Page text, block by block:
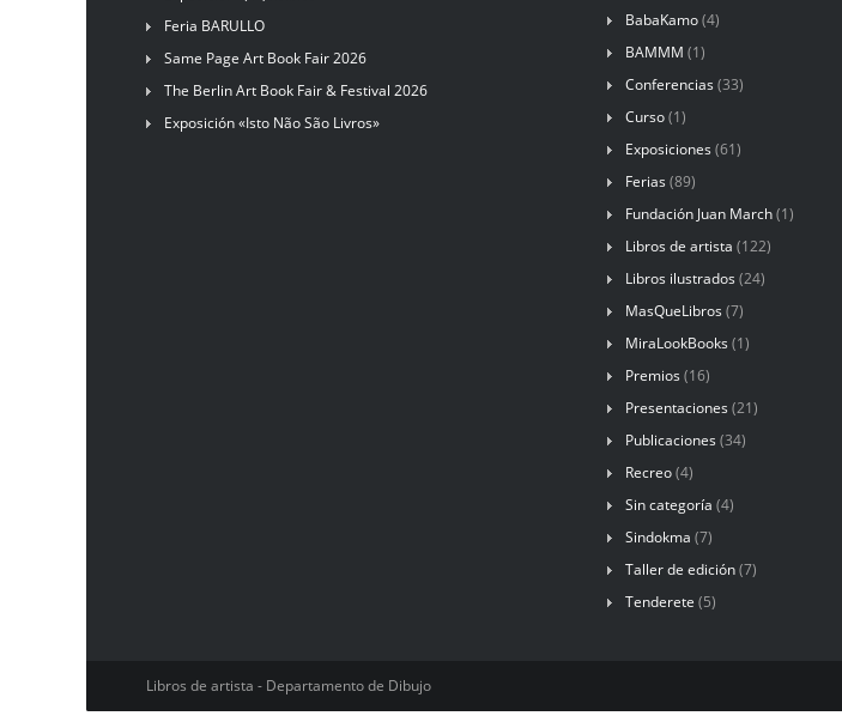
Feria BARULLO
Same Page Art Book Fair 2026
The Berlin Art Book Fair & Festival 2026
Exposición «Isto Não São Livros»
BabaKamo(4)
BAMMM (1)
Conferencias (33)
Curso(1)
Exposiciones (61)
Ferias (89)
Fundación Juan March(1)
Libros de artista (122)
Libros ilustrados (24)
MasQueLibros (7)
MiraLookBooks (1)
Premios (16)
Presentaciones (21)
Publicaciones (34)
Recreo(4)
Sin categoría (4)
Sindokma (7)
Taller de edición(7)
Tenderete (5)
Libros de artista - Departamento de Dibujo